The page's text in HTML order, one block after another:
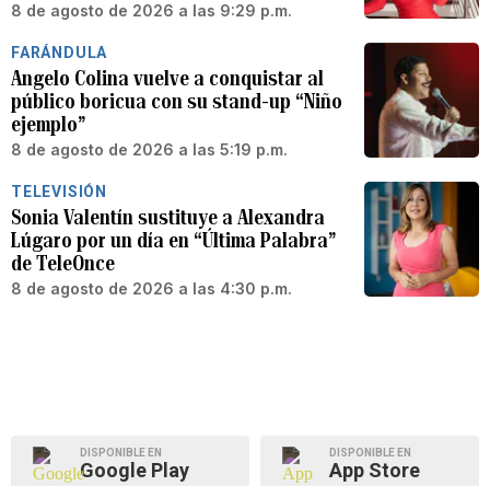
8 de agosto de 2026 a las 9:29 p.m.
FARÁNDULA
Angelo Colina vuelve a conquistar al
público boricua con su stand-up “Niño
ejemplo”
8 de agosto de 2026 a las 5:19 p.m.
TELEVISIÓN
Sonia Valentín sustituye a Alexandra
Lúgaro por un día en “Última Palabra”
de TeleOnce
8 de agosto de 2026 a las 4:30 p.m.
DISPONIBLE EN
Google Play
DISPONIBLE EN
App Store